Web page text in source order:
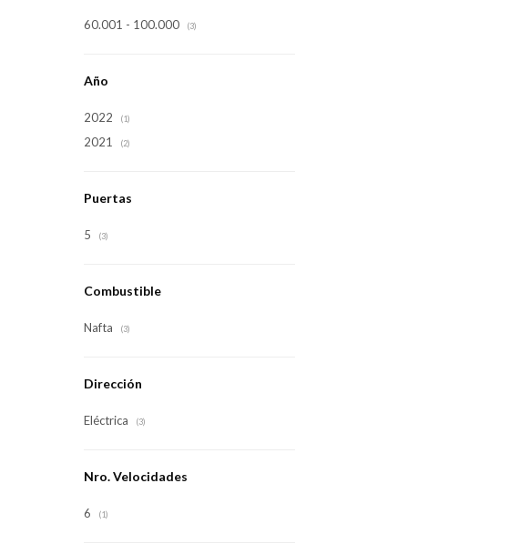
60.001 - 100.000 (3)
Año
2022 (1)
2021 (2)
Puertas
5 (3)
Combustible
Nafta (3)
Dirección
Eléctrica (3)
Nro. Velocidades
6 (1)